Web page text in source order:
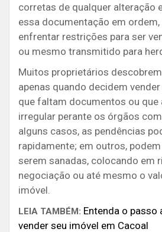
corretas de qualquer alteração
essa documentação em
enfrentar restrições para ser
ou mesmo transmitido para
Muitos proprietários
apenas quando decidem
que faltam documentos ou que
irregular perante os órgãos
alguns casos, as pendências
rapidamente; em outros,
serem sanadas, colocando em
negociação ou até mesmo o
imóvel.
LEIA TAMBÉM: Entenda o passo
vender seu imóvel em Cacoal